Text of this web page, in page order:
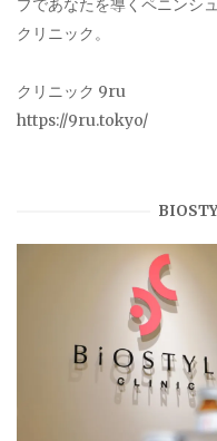
プであなたを導くペニンシ
クリニック。
クリニック 9ru
https://9ru.tokyo/